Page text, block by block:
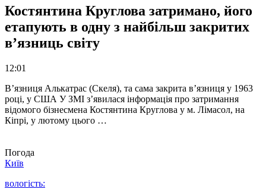
Костянтина Круглова затримано, його
етапують в одну з найбільш закритих
в’язниць світу
12:01
В’язниця Алькатрас (Скеля), та сама закрита в’язниця у 1963
році, у США У ЗМІ з’явилася інформація про затримання
відомого бізнесмена Костянтина Круглова у м. Лімасол, на
Кіпрі, у лютому цього …
Погода
Київ
вологість: